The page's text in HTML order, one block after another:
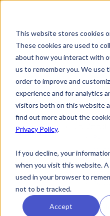
This website stores cookies
These cookies are used to
about how you interact with
us to remember you. We use
order to improve and
experience and for analytics
visitors both on this website
find out more about the
Privacy Policy.
If you decline, your
when you visit this website.
used in your browser to
not to be tracked.
Accept
Att köpa in
Nyheter
för
du